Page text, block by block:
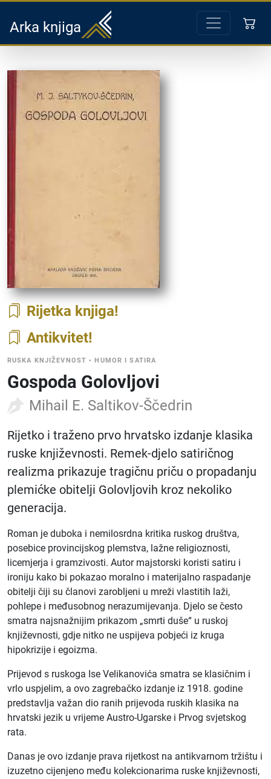
Arka knjiga
Rijetka knjiga
Antikvitet
RUSKA KNJIŽEVNOST •HUMOR I SATIRA
Gospoda Golovljovi
Mihail E. Saltikov-Ščedrin
Rijetko i traženo prvo hrvatsko izdanje klasika
ruske književnosti. Remek-djelo satiričnog
realizma prikazuje tragičnu priču o propadanju
plemićke obitelji Golovljovih kroz nekoliko
generacija.
Roman je duboka i nemilosrdna kritika ruskog društva,
posebice provincijskog plemstva, lažne religioznosti,
licemjerja i gramzivosti. Autor majstorski koristi satiru i
ironiju kako bi pokazao moralno i materijalno raspadanje
obitelji čiji su članovi zarobljeni u mreži vlastitih laži,
pohlepe i međusobnog nerazumijevanja. Djelo se često
smatra najsnažnijim prikazom „smrti duše“ u ruskoj
književnosti, gdje nitko ne uspijeva pobjeći iz kruga
hipokrizije i egoizma.
Prijevod s ruskoga Ise Velikanovića smatra se klasičnim i
vrlo uspjelim, a ovo zagrebačko izdanje iz 1918. godine
predstavlja važan dio ranih prijevoda ruskih klasika na
hrvatski jezik u vrijeme Austro-Ugarske i Prvog svjetskog
rata.
Danas je ovo izdanje prava rijetkost na antikvarnom tržištu i
izuzetno cijenjeno među kolekcionarima ruske književnosti,